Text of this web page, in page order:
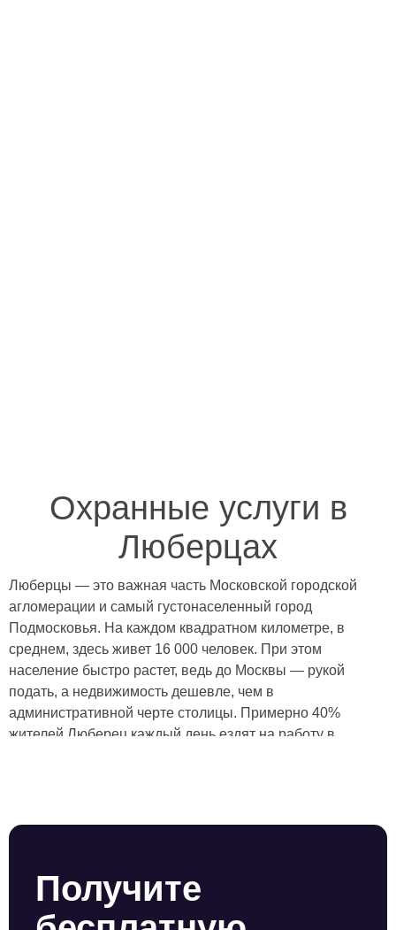
Охранные услуги в
Люберцах
Люберцы — это важная часть Московской городской
агломерации и самый густонаселенный город
Подмосковья. На каждом квадратном километре, в
среднем, здесь живет 16 000 человек. При этом
население быстро растет, ведь до Москвы — рукой
подать, а недвижимость дешевле, чем в
административной черте столицы. Примерно 40%
жителей Люберец каждый день ездят на работу в
Ка-52 “Аллигатор”. В Люберцах начинали свой
честь любимой группы в пешеходной зоне установили
скульптурную композицию “Ребята с нашего двора”,
созданную по проекту местных жителей: на лавочке две
Получите